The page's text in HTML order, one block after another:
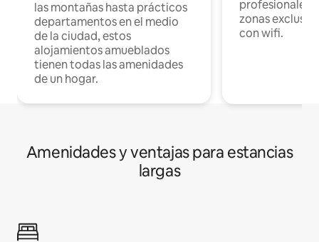
las montañas hasta prácticos
departamentos en el medio
de la ciudad, estos
alojamientos amueblados
tienen todas las amenidades
de un hogar.
profesionales
zonas
con wifi.
Amenidades y ventajas para estancias
largas